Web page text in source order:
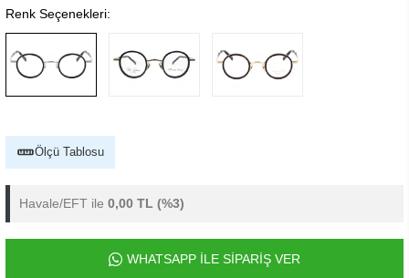
Renk Seçenekleri:
Ölçü Tablosu
Havale/EFT ile 0,00 TL (%3)
WHATSAPP İLE SİPARİŞ VER